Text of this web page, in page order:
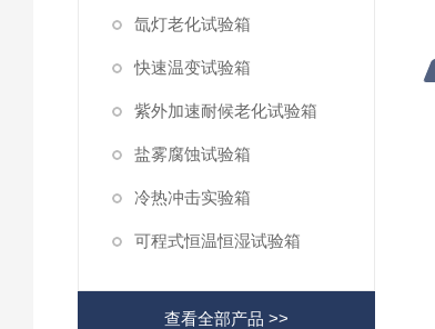
氙灯老化试验箱
快速温变试验箱
紫外加速耐候老化试验箱
盐雾腐蚀试验箱
冷热冲击实验箱
可程式恒温恒湿试验箱
查看全部产品 >>